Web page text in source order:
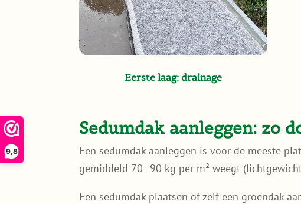
9,8
Eerste laag: drainage
Sedumdak aanleggen: zo
Een sedumdak aanleggen is voor de meeste
gemiddeld 70–90 kg per m² weegt
Een sedumdak plaatsen of zelf een groendak